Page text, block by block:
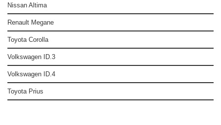
Nissan Altima
Renault Megane
Toyota Corolla
Volkswagen ID.3
Volkswagen ID.4
Toyota Prius